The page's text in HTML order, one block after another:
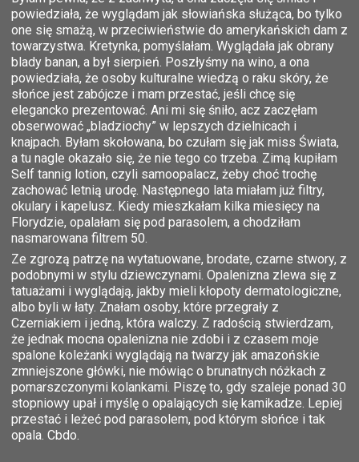
powiedziała, że wyglądam jak słowiańska służąca, bo tylko
one się smażą, w przeciwieństwie do amerykańskich dam z
towarzystwa. Kretynka, pomyślałam. Wyglądała jak obrany
blady banan, a był sierpień. Poszłyśmy na wino, a ona
powiedziała, że osoby kulturalne wiedzą o raku skóry, że
słońce jest zabójcze i mam przestać, jeśli chcę się
elegancko prezentować. Ani mi się śniło, acz zaczęłam
obserwować „bladziochy” w lepszych dzielnicach i
knajpach. Byłam skołowana, bo czułam się jak miss Świata,
a tu nagle okazało się, że nie tego co trzeba. Zimą kupiłam
Self tannig lotion, czyli samoopalacz, żeby choć trochę
zachować letnią urodę. Następnego lata miałam już filtry,
okulary i kapelusz. Kiedy mieszkałam kilka miesięcy na
Florydzie, opalałam się pod parasolem, a chodziłam
nasmarowana filtrem 50.
Ze zgrozą patrzę na wytatuowane, brodate, czarne stwory, z
podobnymi w stylu dziewczynami. Opalenizna zlewa się z
tatuażami i wyglądają, jakby mieli kłopoty dermatologiczne,
albo byli w łaty. Znałam osoby, które przegrały z
Czerniakiem i jedną, która walczy. Z radością stwierdzam,
że jednak mocna opalenizna nie zdobi i z czasem moje
spalone koleżanki wyglądają na twarzy jak amazońskie
zmniejszone główki, nie mówiąc o brunatnych nóżkach z
pomarszczonymi kolankami. Piszę to, gdy szaleje ponad 30
stopniowy upał i myślę o opalających się kamikadze. Lepiej
przestać i leżeć pod parasolem, pod którym słońce i tak
opala. Cbdo.